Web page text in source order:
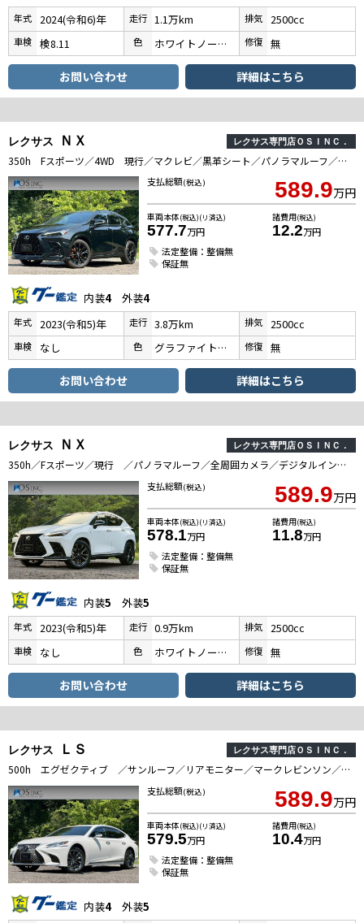
年式 2024(令和6)年 走行 1.1万km 排気 2500cc
車検 検8.11 色 ホワイトノーヴァガラスフレーク 修復 無
お問い合わせ 詳細はこちら
レクサス ＮＸ レクサス専門店ＯＳＩＮＣ．
350h Fスポーツ／4WD 現行／マクレビ／黒革シート／パノラマルーフ／デジタルインナーミラー／全周囲カメラ／パワーバックドア／オレンジキャリパー／シートヒーター・エアコン／衝突軽減／レーダークルーズ／コーナーセンサー／ETC
支払総額(税込) 589.9万円
車両本体(税込)(リ済込)
577.7万円
諸費用(税込)
12.2万円
法定整備：整備無
保証無
内装4外装4
年式 2023(令和5)年 走行 3.8万km 排気 2500cc
車検 なし 色 グラファイトブラックガラスフレーク 修復 無
お問い合わせ 詳細はこちら
レクサス ＮＸ レクサス専門店ＯＳＩＮＣ．
350h／Fスポーツ／現行 ／パノラマルーフ／全周囲カメラ／デジタルインナーミラー／パワーバックドア／衝突軽減／レーダークルーズ／レーンキープ／コーナーセンサ／シートヒータ・エアコン／電動格納ミラー／パワーシート／ETC2．0
支払総額(税込) 589.9万円
車両本体(税込)(リ済込)
578.1万円
諸費用(税込)
11.8万円
法定整備：整備無
保証無
内装5 外装5
年式 2023(令和5)年 走行 0.9万km 排気 2500cc
車検 なし 色 ホワイトノーヴァガラスフレーク 修復 無
お問い合わせ 詳細はこちら
レクサス ＬＳ レクサス専門店ＯＳＩＮＣ．
500h エグゼクティブ ／サンルーフ／リアモニター／マークレビンソン／HUD／BSM／デジタルインナーミラー／全周囲カメラ／衝突軽減／レーダークルーズ／レーンキープ／コーナーセンサー／パワーバックドア／シートヒータ・エアコン
支払総額(税込) 589.9万円
車両本体(税込)(リ済込)
579.5万円
諸費用(税込)
10.4万円
法定整備：整備無
保証無
内装4外装5